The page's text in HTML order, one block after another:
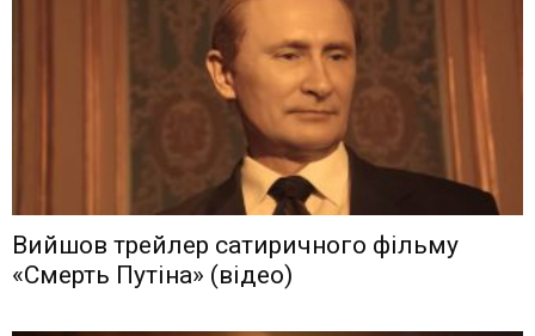
Вийшов трейлер сатиричного фільму
«Смерть Путіна» (відео)